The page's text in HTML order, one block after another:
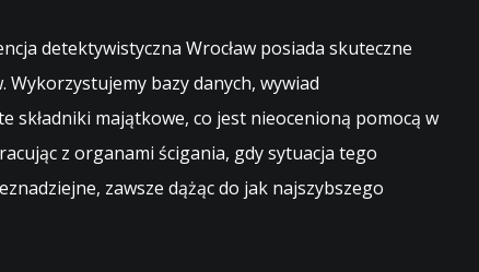
detektywistyczna Wrocław posiada skuteczne
bazy danych, wywiad
majątkowe, co jest nieocenioną pomocą w
z organami ścigania, gdy sytuacja tego
zawsze dążąc do jak najszybszego